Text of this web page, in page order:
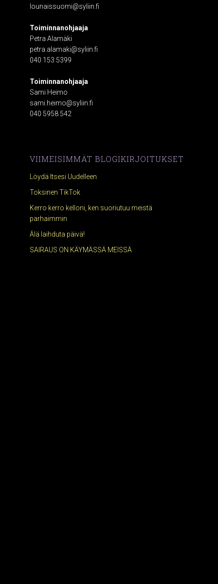
lounaissuomi@syliin.fi
Toiminnanohjaaja
Petra Alamäki
petra.alamaki@syliin.fi
040 153 5399
Toiminnanohjaaja
Sami Heimo
sami.heimo@syliin.fi
040 5958 542
VIIMEISIMMÄT BLOGIKIRJOITUKSET
Löydä Itsesi Uudelleen
Toksinen TikTok
Kerro kerro kelloni, ken suoriutuu meistä
parhaimmin
Älä laihduta päivä!
SAIRAUS ON KÄYMÄSSÄ MEISSÄ